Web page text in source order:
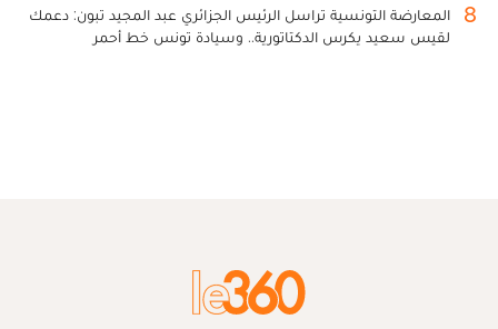
8
المعارضة التونسية تراسل الرئيس الجزائري عبد المجيد تبون: دعمك
لقيس سعيد يكرس الدكتاتورية.. وسيادة تونس خط أحمر